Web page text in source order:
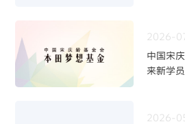
2026-
中国宋
来新学
2026-